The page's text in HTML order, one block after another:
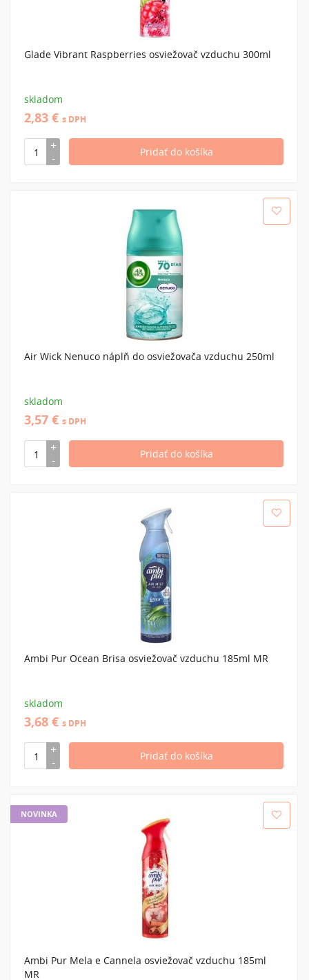
Glade Vibrant Raspberries osviežovač vzduchu 300ml
skladom
2,83 € s DPH
Air Wick Nenuco náplň do osviežovača vzduchu 250ml
skladom
3,57 € s DPH
Ambi Pur Ocean Brisa osviežovač vzduchu 185ml MR
skladom
3,68 € s DPH
NOVINKA
Ambi Pur Mela e Cannela osviežovač vzduchu 185ml
MR